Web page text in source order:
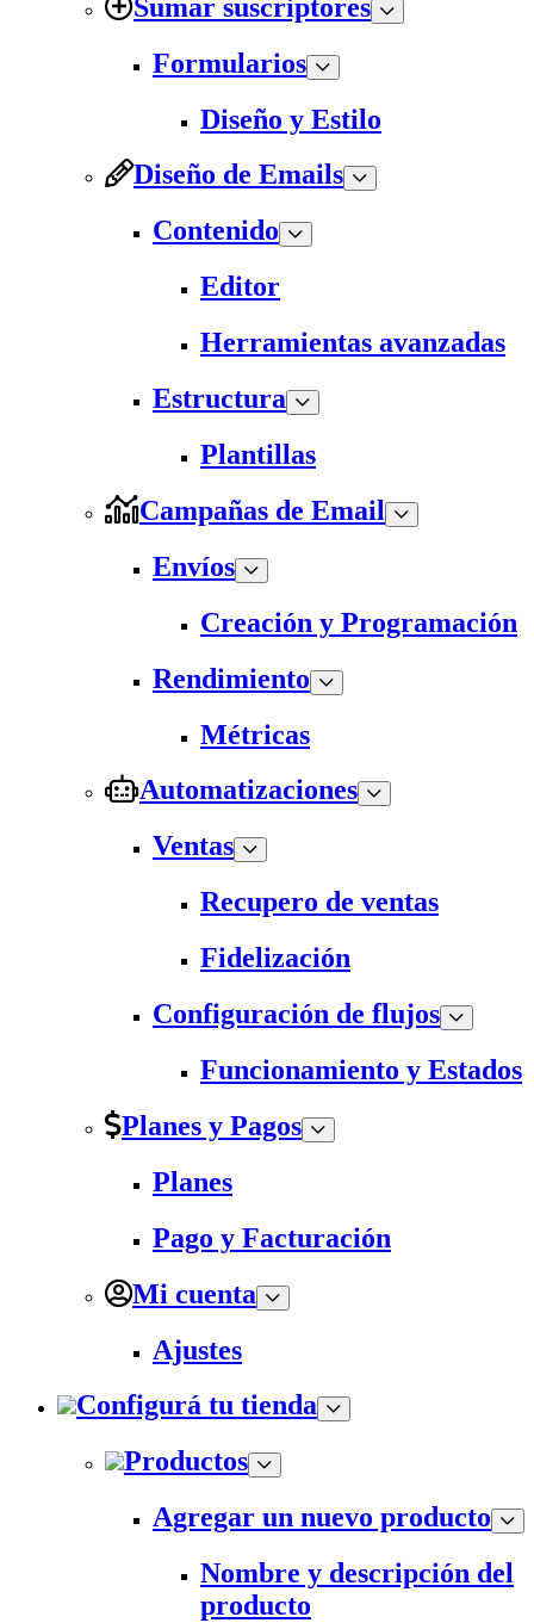
Sumar suscriptores
Formularios
Diseño y Estilo
Diseño de Emails
Contenido
Editor
Herramientas avanzadas
Estructura
Plantillas
Campañas de Email
Envíos
Creación y Programación
Rendimiento
Métricas
Automatizaciones
Ventas
Recupero de ventas
Fidelización
Configuración de flujos
Funcionamiento y Estados
Planes y Pagos
Planes
Pago y Facturación
Mi cuenta
Ajustes
Configurá tu tienda
Productos
Agregar un nuevo producto
Nombre y descripción del
producto